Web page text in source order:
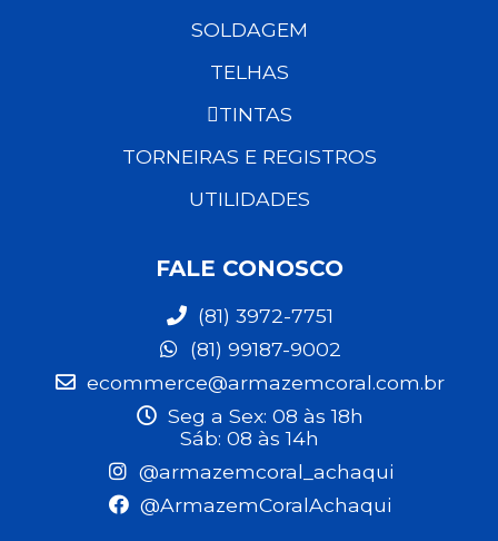
SOLDAGEM
TELHAS
TINTAS
TORNEIRAS E REGISTROS
UTILIDADES
FALE CONOSCO
(81) 3972-7751
(81) 99187-9002
ecommerce@armazemcoral.com.br
Seg a Sex: 08 às 18h
Sáb: 08 às 14h
@armazemcoral_achaqui
@ArmazemCoralAchaqui